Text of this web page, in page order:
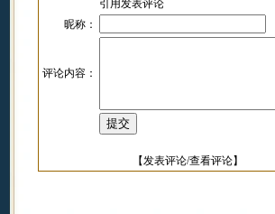
引用发表评论
昵称：
评论内容：
【发表评论/查看评论】